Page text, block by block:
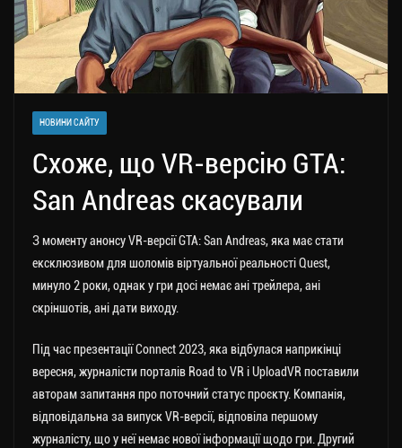
НОВИНИ САЙТУ
Схоже, що VR-версію GTA:
San Andreas скасували
З моменту анонсу VR-версії GTA: San Andreas, яка має стати
ексклюзивом для шоломів віртуальної реальності Quest,
минуло 2 роки, однак у гри досі немає ані трейлера, ані
скріншотів, ані дати виходу.
Під час презентації Connect 2023, яка відбулася наприкінці
вересня, журналісти порталів Road to VR і UploadVR поставили
авторам запитання про поточний статус проєкту. Компанія,
відповідальна за випуск VR-версії, відповіла першому
журналісту, що у неї немає нової інформації щодо гри. Другий